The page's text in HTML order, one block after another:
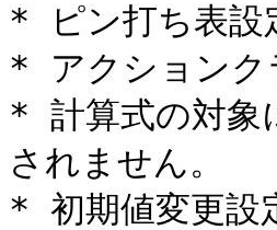
* ピン打ち表設
* アクションク
* 計算式の対象
されません。
* 初期値変更設